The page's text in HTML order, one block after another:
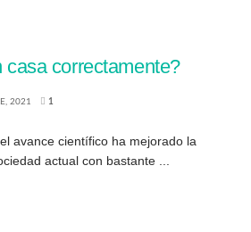
correctamente?
2021 1
avance científico ha mejorado la
actual con bastante ...